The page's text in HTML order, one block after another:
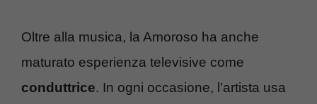
Oltre alla musica, la Amoroso ha anche
maturato esperienza televisive come
conduttrice. In ogni occasione, l’artista usa